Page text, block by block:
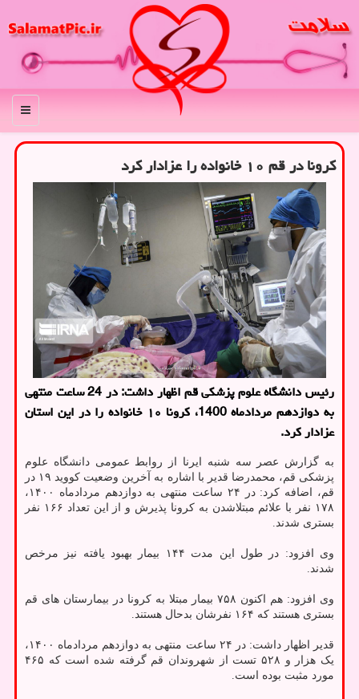
منو
کرونا در قم ۱۰ خانواده را عزادار کرد
رئیس دانشگاه علوم پزشکی قم اظهار داشت: در 24 ساعت منتهی
به دوازدهم مردادماه 1400، کرونا ۱۰ خانواده را در این استان
عزادار کرد.
به گزارش عصر سه شنبه ایرنا از روابط عمومی دانشگاه علوم
پزشکی قم، محمدرضا قدیر با اشاره به آخرین وضعیت کووید ۱۹ در
قم، اضافه کرد: در ۲۴ ساعت منتهی به دوازدهم مردادماه ۱۴۰۰،
۱۷۸ نفر با علائم مبتلاشدن به کرونا پذیرش و از این تعداد ۱۶۶ نفر
بستری شدند.
وی افزود: در طول این مدت ۱۴۴ بیمار بهبود یافته نیز مرخص
شدند.
وی افزود: هم اکنون ۷۵۸ بیمار مبتلا به کرونا در بیمارستان های قم
بستری هستند که ۱۶۴ نفرشان بدحال هستند.
قدیر اظهار داشت: در ۲۴ ساعت منتهی به دوازدهم مردادماه ۱۴۰۰،
یک هزار و ۵۲۸ تست از شهروندان قم گرفته شده است که ۴۶۵
مورد مثبت بوده است.